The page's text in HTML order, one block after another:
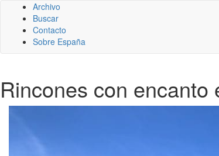
Archivo
Buscar
Contacto
Sobre España
Rincones con